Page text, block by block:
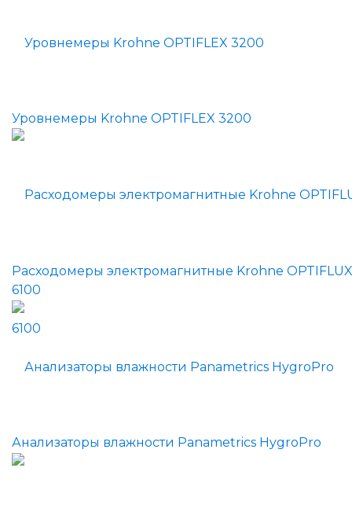
Уровнемеры Krohne OPTIFLEX 3200
Расходомеры электромагнитные Krohne OPTIFLUX
6100
Анализаторы влажности Panametrics HygroPro